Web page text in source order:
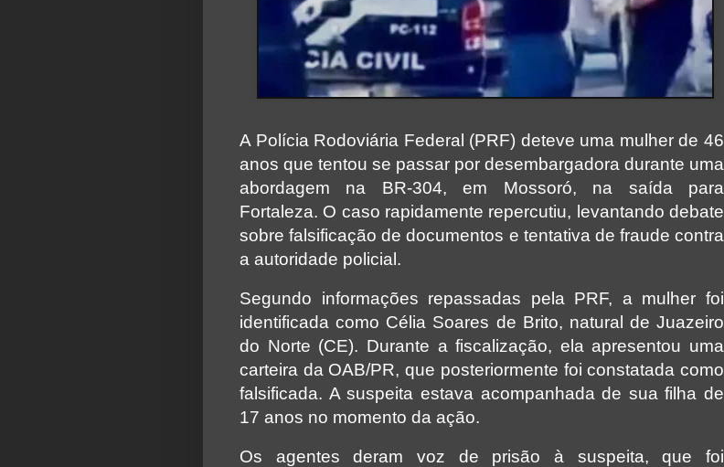
A Polícia Rodoviária Federal (PRF) deteve uma mulher de 46
anos que tentou se passar por desembargadora durante uma
abordagem na BR-304, em Mossoró, na saída para
Fortaleza. O caso rapidamente repercutiu, levantando debate
sobre falsificação de documentos e tentativa de fraude contra
a autoridade policial.
Segundo informações repassadas pela PRF, a mulher foi
identificada como Célia Soares de Brito, natural de Juazeiro
do Norte (CE). Durante a fiscalização, ela apresentou uma
carteira da OAB/PR, que posteriormente foi constatada como
falsificada. A suspeita estava acompanhada de sua filha de
17 anos no momento da ação.
Os agentes deram voz de prisão à suspeita, que foi